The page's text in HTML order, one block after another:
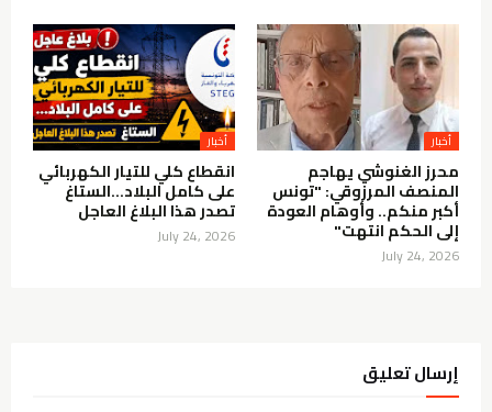
أخبار
محرز الغنوشي يهاجم
المنصف المرزوقي: "تونس
أكبر منكم.. وأوهام العودة
إلى الحكم انتهت"
July 24, 2026
أخبار
انقطاع كلي للتيار الكهربائي
على كامل البلاد…الستاغ
تصدر هذا البلاغ العاجل
July 24, 2026
إرسال تعليق